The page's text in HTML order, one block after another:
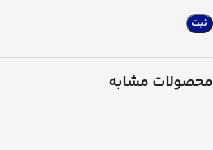
محصولات مشابه